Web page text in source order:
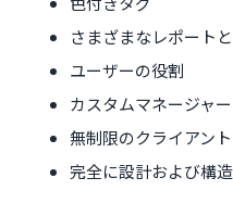
さまざまなレポート
ユーザーの役割
カスタムマネージャー
無制限のクライアント
完全に設計および構